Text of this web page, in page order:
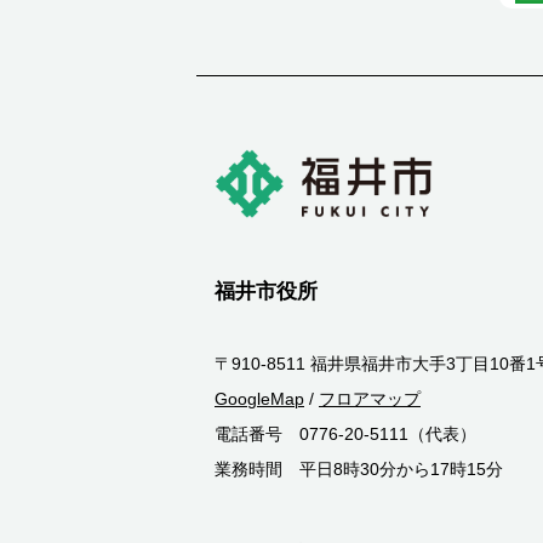
福井市役所
〒910-8511 福井県福井市大手3丁目10番1
GoogleMap / フロアマップ
電話番号 0776-20-5111（代表）
業務時間 平日8時30分から17時15分